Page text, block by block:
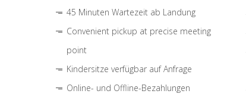
45 Minuten Wartezeit ab Landung
Convenient pickup at precise meeting
point
Kindersitze verfügbar auf Anfrage
Online- und Offline-Bezahlungen